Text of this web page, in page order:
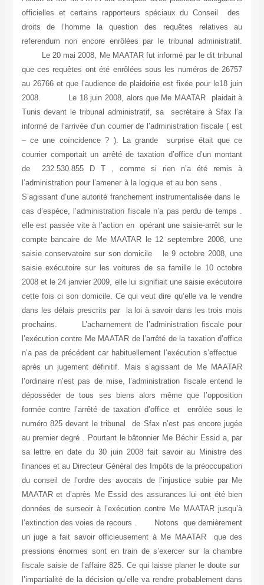
officielles et certains rapporteurs spéciaux du Conseil des
droits de l’homme la question des requêtes relatives au
referendum non encore enrôlées par le tribunal administratif.
Le 20 mai 2008, Me MAATAR fut informé par le dit tribunal
que ces requêtes ont été enrôlées sous les numéros de 26757
au 26766 et que l’audience de plaidoirie est fixée pour le18 juin
2008. Le 18 juin 2008, alors que Me MAATAR plaidait à
Tunis devant le tribunal administratif, sa secrétaire à Sfax l’a
informé de l’arrivée d’un courrier de l’administration fiscale ( est
– ce une coïncidence ? ). La grande surprise était que ce
courrier comportait un arrêté de taxation d’office d’un montant
de 232.530.855 D T , comme si rien n’a été remis à
l’administration pour l’amener à la logique et au bon sens .
S’agissant d’une autorité franchement instrumentalisée dans le
cas d’espèce, l’administration fiscale n’a pas perdu de temps .
elle est passée vite à l’action en opérant une saisie-arrêt sur le
compte bancaire de Me MAATAR le 12 septembre 2008, une
saisie conservatoire sur son domicile le 9 octobre 2008, une
saisie exécutoire sur les voitures de sa famille le 10 octobre
2008 et le 24 janvier 2009, elle lui signifiait une saisie exécutoire
cette fois ci son domicile. Ce qui veut dire qu’elle va le vendre
dans les délais prescrits par la loi à savoir dans les trois mois
prochains. L’acharnement de l’administration fiscale pour
l’exécution contre Me MAATAR de l’arrêté de la taxation d’office
n’a pas de précédent car habituellement l’exécution s’effectue
après un jugement définitif. Mais s’agissant de Me MAATAR
l’ordinaire n’est pas de mise, l’administration fiscale entend le
déposséder de tous ses biens alors même que l’opposition
formée contre l’arrêté de taxation d’office et enrôlée sous le
numéro 825 devant le tribunal de Sfax n’est pas encore jugée
au premier degré . Pourtant le bâtonnier Me Béchir Essid a, par
sa lettre en date du 30 juin 2008 fait savoir au Ministre des
finances et au Directeur Général des Impôts de la préoccupation
du conseil de l’ordre des avocats de l’injustice subie par Me
MAATAR et d’après Me Essid des assurances lui ont été bien
données de surseoir à l’exécution contre Me MAATAR jusqu’à
l’extinction des voies de recours . Notons que dernièrement
un juge a fait savoir officieusement à Me MAATAR que des
pressions énormes sont en train de s’exercer sur la chambre
fiscale saisie de l’affaire 825. Ce qui laisse planer le doute sur
l’impartialité de la décision qu’elle va rendre probablement dans